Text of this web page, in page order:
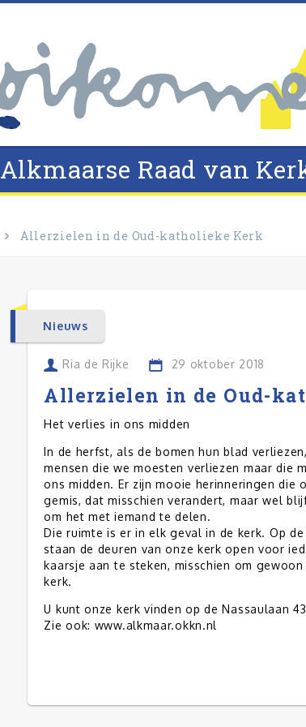
Alkmaarse Raad van
Allerzielen in de Oud-katholieke Kerk
Nieuws
Ria de Rijke 29 oktober 2018
Allerzielen in de Oud-
Het verlies in ons midden
In de herfst, als de bomen hun blad
mensen die we moesten verliezen maar die
ons midden. Er zijn mooie herinneringen die
gemis, dat misschien verandert, maar wel
om het met iemand te delen.
Die ruimte is er in elk geval in de kerk. Op
staan de deuren van onze kerk open voor
kaarsje aan te steken, misschien om
kerk.
U kunt onze kerk vinden op de Nassaulaan
Zie ook: www.alkmaar.okkn.nl